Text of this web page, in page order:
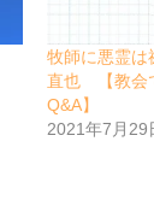
牧師に悪霊
直也 【教会
Q&A】
2021年7月29